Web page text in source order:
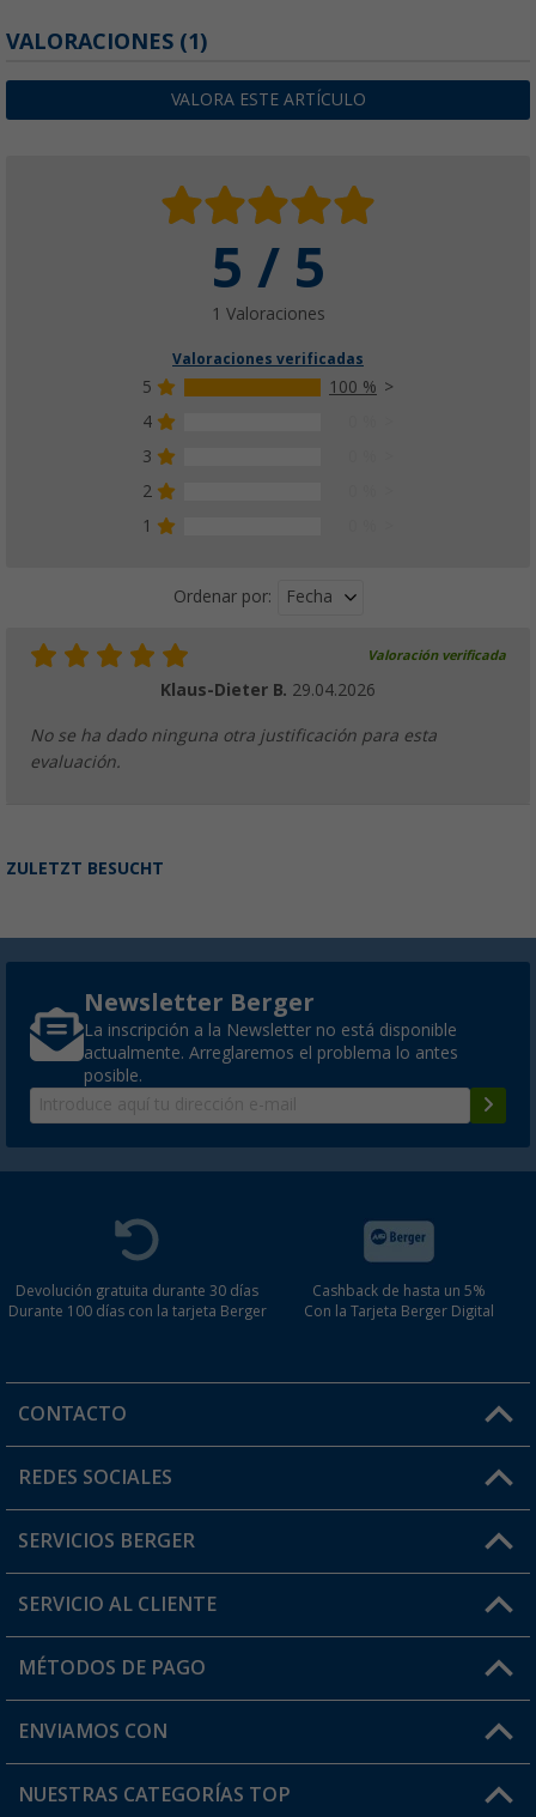
VALORACIONES (1)
VALORA ESTE ARTÍCULO
5 / 5
1 Valoraciones
Valoraciones verificadas
5
100 %
4
3
2
1
Ordenar por: Fecha
Valoración verificada
Klaus-Dieter B. 29.04.2026
No se ha dado ninguna otra justificación para esta
evaluación.
ZULETZT BESUCHT
Newsletter Berger
La inscripción a la Newsletter no está disponible
actualmente. Arreglaremos el problema lo antes
posible.
Devolución gratuita durante 30 días
Durante 100 días con la tarjeta Berger
Cashback de hasta un 5%
Con la Tarjeta Berger Digital
CONTACTO
Horario de atención al cliente:
¿Tienes alguna duda?
REDES SOCIALES
SERVICIOS BERGER
Conviértete en distribuidor
Mi cuenta
Tarjeta Berger Digital
SERVICIO AL CLIENTE
FAQ y Contacto
Información de envío
MÉTODOS DE PAGO
ENVIAMOS CON
NUESTRAS CATEGORÍAS TOP